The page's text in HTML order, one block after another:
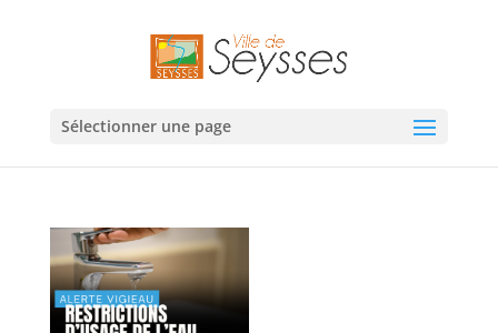
Sélectionner une page